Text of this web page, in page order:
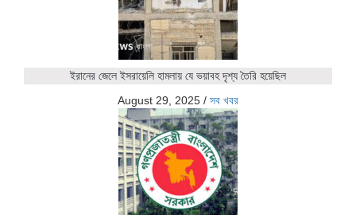
ইরানের জেলে ইসরায়েলি হামলায় যে ভয়াবহ দৃশ্য তৈরি হয়েছিল
August 29, 2025 / সব খবর